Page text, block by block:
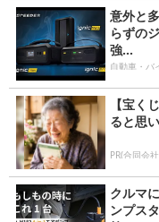
意外と
らずの
強...
自動車・バ
【宝く
ると思
PR(合同会
クルマ
ンプス